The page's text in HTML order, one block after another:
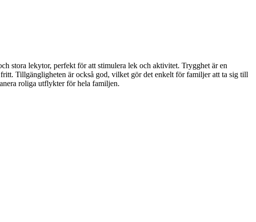
stora lekytor, perfekt för att stimulera lek och aktivitet. Trygghet är en
Tillgängligheten är också god, vilket gör det enkelt för familjer att ta sig till
roliga utflykter för hela familjen.